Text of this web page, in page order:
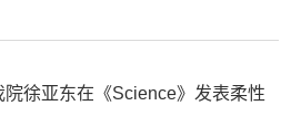
院徐亚东在《Science》发表柔性